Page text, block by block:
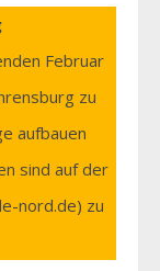
Februar
zu
aufbauen
sind auf der
nord.de) zu